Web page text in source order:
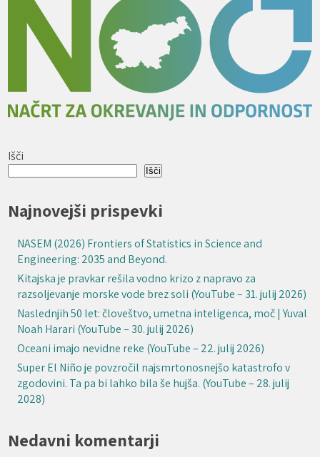
Išči
Išči
Najnovejši prispevki
NASEM (2026) Frontiers of Statistics in Science and
Engineering: 2035 and Beyond.
Kitajska je pravkar rešila vodno krizo z napravo za
razsoljevanje morske vode brez soli (YouTube – 31. julij 2026)
Naslednjih 50 let: človeštvo, umetna inteligenca, moč | Yuval
Noah Harari (YouTube – 30. julij 2026)
Oceani imajo nevidne reke (YouTube – 22. julij 2026)
Super El Niño je povzročil najsmrtonosnejšo katastrofo v
zgodovini. Ta pa bi lahko bila še hujša. (YouTube – 28. julij
2028)
Nedavni komentarji